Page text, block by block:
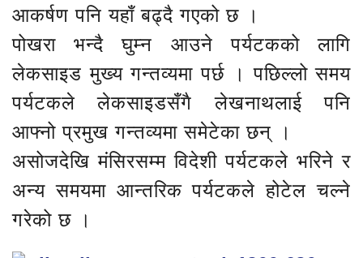
आकर्षण पनि यहाँ बढ्दै गएको छ ।
पोखरा भन्दै घुम्न आउने पर्यटकको लागि
लेकसाइड मुख्य गन्तव्यमा पर्छ । पछिल्लो समय
पर्यटकले लेकसाइडसँगै लेखनाथलाई पनि
आफ्नो प्रमुख गन्तव्यमा समेटेका छन् ।
असोजदेखि मंसिरसम्म विदेशी पर्यटकले भरिने र
अन्य समयमा आन्तरिक पर्यटकले होटेल चल्ने
गरेको छ ।